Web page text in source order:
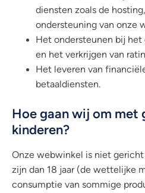
diensten zoals de
ondersteuning van onze
Het ondersteunen bij het
en het verkrijgen van
Het leveren van
betaaldiensten.
Hoe gaan wij om met
kinderen?
Onze webwinkel is niet
zijn dan 18 jaar (de wettelijke
consumptie van sommige